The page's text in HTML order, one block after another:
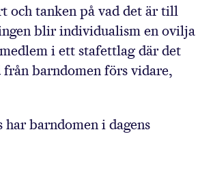
och tanken på vad det är till
blir individualism en ovilja
i ett stafettlag där det
från barndomen förs vidare,
har barndomen i dagens